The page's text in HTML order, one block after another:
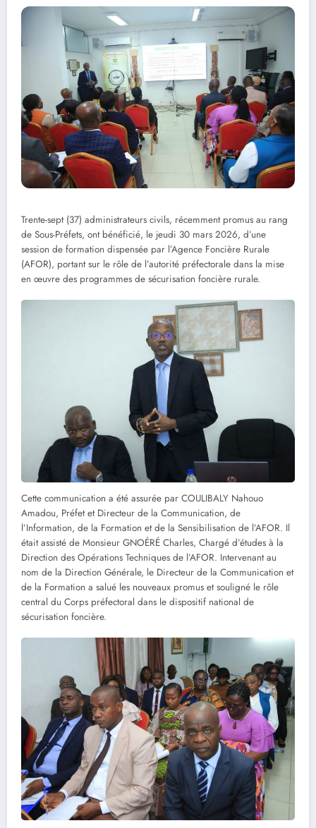
Trente-sept (37) administrateurs civils, récemment promus au rang
de Sous-Préfets, ont bénéficié, le jeudi 30 mars 2026, d’une
session de formation dispensée par l’Agence Foncière Rurale
(AFOR), portant sur le rôle de l’autorité préfectorale dans la mise
en œuvre des programmes de sécurisation foncière rurale.
Cette communication a été assurée par COULIBALY Nahouo
Amadou, Préfet et Directeur de la Communication, de
l’Information, de la Formation et de la Sensibilisation de l’AFOR. Il
était assisté de Monsieur GNOÉRÉ Charles, Chargé d’études à la
Direction des Opérations Techniques de l’AFOR. Intervenant au
nom de la Direction Générale, le Directeur de la Communication et
de la Formation a salué les nouveaux promus et souligné le rôle
central du Corps préfectoral dans le dispositif national de
sécurisation foncière.